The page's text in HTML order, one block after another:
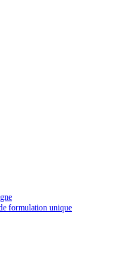
formulation unique